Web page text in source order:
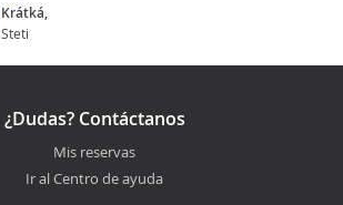
Krátká,
Steti
¿Dudas? Contáctanos
Mis reservas
Ir al Centro de ayuda